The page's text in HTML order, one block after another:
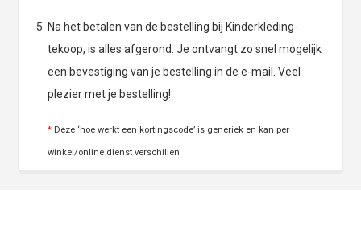
Na het betalen van de bestelling bij Kinderkleding-
tekoop, is alles afgerond. Je ontvangt zo snel mogelijk
een bevestiging van je bestelling in de e-mail. Veel
plezier met je bestelling!
* Deze ‘hoe werkt een kortingscode’ is generiek en kan per
winkel/online dienst verschillen